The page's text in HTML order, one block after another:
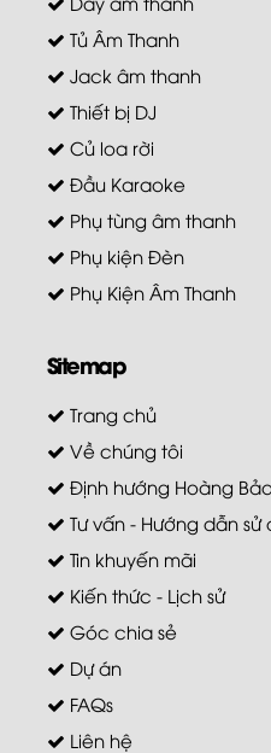
Tủ Âm Thanh
Jack âm thanh
Thiết bị DJ
Củ loa rời
Đầu Karaoke
Phụ tùng âm thanh
Phụ kiện Đèn
Phụ Kiện Âm Thanh
Sitemap
Trang chủ
Về chúng tôi
Định hướng Hoàng
Tư vấn - Hướng dẫn sử
Tin khuyến mãi
Kiến thức - Lịch sử
Góc chia sẻ
Dự án
FAQs
Liên hệ